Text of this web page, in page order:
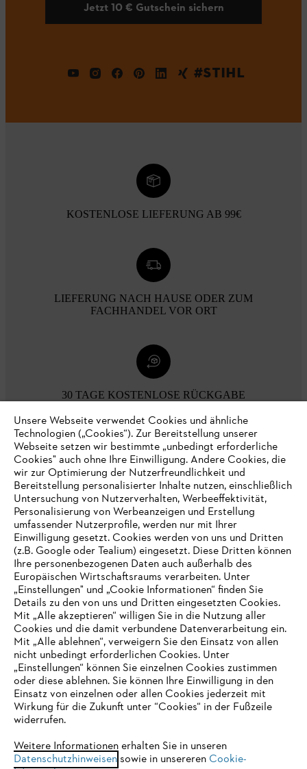
Jetzt 10 € Gutschein sichern
#STIHL
KOSTENLOSE LIEFERUNG AB 99€
LIEFERUNG NACH HAUSE ODER ZUM
FACHHANDEL VOR ORT
30 TAGE KOSTENLOSE RÜCKGABE
Zahlungsmöglichkeiten
Unternehmen
Online Shop
Service
IHR BROWSER WIRD NICHT
UNTERSTÜTZT
eine optimale Nutzung unserer Seite empfehlen wir Ihnen, zu
einem der folgenden Browser zu wechseln:
Unsere Webseite verwendet Cookies und ähnliche
Technologien („Cookies“). Zur Bereitstellung unserer
Webseite setzen wir bestimmte „unbedingt erforderliche
Cookies" auch ohne Ihre Einwilligung. Andere Cookies, die
wir zur Optimierung der Nutzerfreundlichkeit und
Bereitstellung personalisierter Inhalte nutzen, einschließlich
Untersuchung von Nutzerverhalten, Werbeeffektivität,
Personalisierung von Werbeanzeigen und Erstellung
umfassender Nutzerprofile, werden nur mit Ihrer
Einwilligung gesetzt. Cookies werden von uns und Dritten
(z.B. Google oder Tealium) eingesetzt. Diese Dritten können
Ihre personenbezogenen Daten auch außerhalb des
Europäischen Wirtschaftsraums verarbeiten. Unter
„Einstellungen" und „Cookie Informationen“ finden Sie
Details zu den von uns und Dritten eingesetzten Cookies.
Mit „Alle akzeptieren“ willigen Sie in die Nutzung aller
Cookies und die damit verbundene Datenverarbeitung ein.
Mit „Alle ablehnen“, verweigern Sie den Einsatz von allen
nicht unbedingt erforderlichen Cookies. Unter
„Einstellungen“ können Sie einzelnen Cookies zustimmen
oder diese ablehnen. Sie können Ihre Einwilligung in den
Einsatz von einzelnen oder allen Cookies jederzeit mit
Wirkung für die Zukunft unter “Cookies“ in der Fußzeile
widerrufen.
Weitere Informationen erhalten Sie in unseren
Datenschutzhinweisensowie in unsereren Cookie-